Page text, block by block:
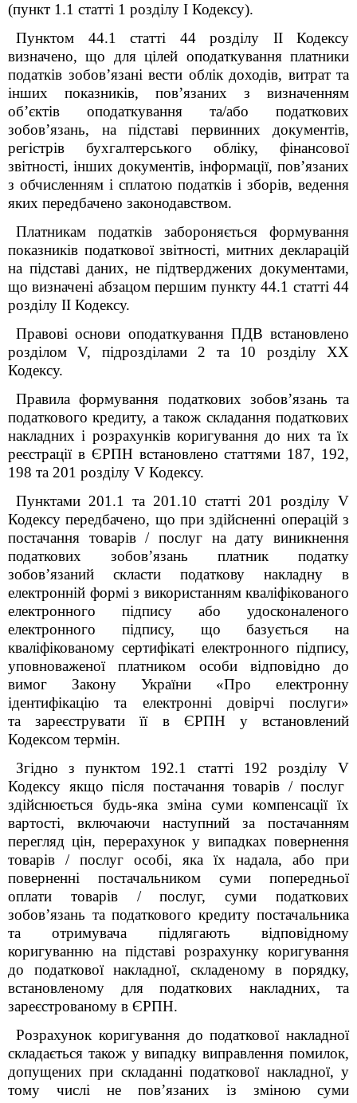
(пункт 1.1 статті 1 розділу I Кодексу).
Пунктом 44.1 статті 44 розділу IIКодексу
визначено, що для цілей оподаткування платники
податків зобов’язані вести облік доходів, витрат та
інших показників, пов’язаних з визначенням
об’єктів оподаткування та/або податкових
зобов’язань, на підставі первинних документів,
регістрів бухгалтерського обліку, фінансової
звітності, інших документів, інформації, пов’язаних
з обчисленням і сплатою податків і зборів, ведення
яких передбачено законодавством.
Платникам податків забороняється формування
показників податкової звітності, митних декларацій
на підставі даних, не підтверджених документами,
що визначені абзацом першим пункту 44.1 статті 44
розділу II Кодексу.
Правові основи оподаткування ПДВ встановлено
розділом V, підрозділами 2 та 10 розділу XX
Кодексу.
Правила формування податкових зобов’язань та
податкового кредиту, а також складання податкових
накладних і розрахунків коригування до них та їх
реєстрації в ЄРПН встановлено статтями 187, 192,
198 та 201 розділу V Кодексу.
Пунктами 201.1 та 201.10 статті 201 розділу V
Кодексу передбачено, що при здійсненні операцій з
постачання товарів / послуг на дату виникнення
податкових зобов’язань платник податку
зобов’язаний скласти податкову накладну в
електронній формі з використанням кваліфікованого
електронного підпису або удосконаленого
електронного підпису, що базується на
кваліфікованому сертифікаті електронного підпису,
уповноваженої платником особи відповідно до
вимог Закону України «Про електронну
ідентифікацію та електронні довірчі послуги»
та зареєструвати її в ЄРПН у встановлений
Кодексом термін.
Згідно з пунктом 192.1 статті 192 розділу V
Кодексу якщо після постачання товарів / послуг
здійснюється будь-яка зміна суми компенсації їх
вартості, включаючи наступний за постачанням
перегляд цін, перерахунок у випадках повернення
товарів / послуг особі, яка їх надала, або при
поверненні постачальником суми попередньої
оплати товарів / послуг, суми податкових
зобов’язань та податкового кредиту постачальника
та отримувача підлягають відповідному
коригуванню на підставі розрахунку коригування
до податкової накладної, складеному в порядку,
встановленому для податкових накладних, та
зареєстрованому в ЄРПН.
Розрахунок коригування до податкової накладної
складається також у випадку виправлення помилок,
допущених при складанні податкової накладної, у
тому числі не пов’язаних із зміною суми